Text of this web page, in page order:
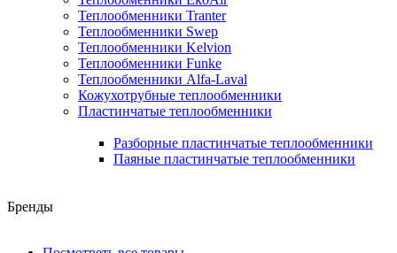
Теплообменники Tranter
Теплообменники Swep
Теплообменники Kelvion
Теплообменники Funke
Теплообменники Alfa-Laval
Кожухотрубные теплообменники
Пластинчатые теплообменники
Разборные пластинчатые теплообменники
Паяные пластинчатые теплообменники
Бренды